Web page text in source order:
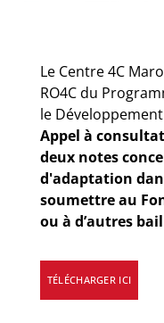
Le Centre 4C
RO4C du
le
Appel à
deux notes
d'adaptation
soumettre au
ou à d’autres
TÉLÉCHARGER ICI